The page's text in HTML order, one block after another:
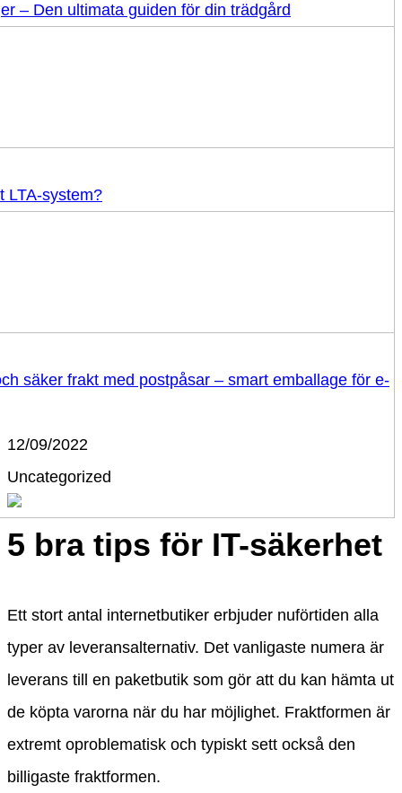
– Den ultimata guiden för din trädgård
LTA-system?
säker frakt med postpåsar – smart emballage för e-
12/09/2022
Uncategorized
5 bra tips för IT-säkerhet
Ett stort antal internetbutiker erbjuder nuförtiden alla
typer av leveransalternativ. Det vanligaste numera är
leverans till en paketbutik som gör att du kan hämta ut
de köpta varorna när du har möjlighet. Fraktformen är
extremt oproblematisk och typiskt sett också den
billigaste fraktformen.